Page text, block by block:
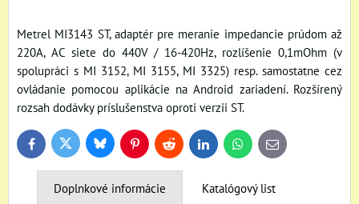
Metrel MI3143 ST, adaptér pre meranie impedancie prúdom až
220A, AC siete do 440V / 16-420Hz, rozlíšenie 0,1mOhm (v
spolupráci s MI 3152, MI 3155, MI 3325) resp. samostatne cez
ovládanie pomocou aplikácie na Android zariadení. Rozšírený
rozsah dodávky príslušenstva oproti verzii ST.
FacebookTwitter BlueskyPinterestReddit LinkedInWhatsApp
E-
mail
Doplnkové informácie Katalógový list